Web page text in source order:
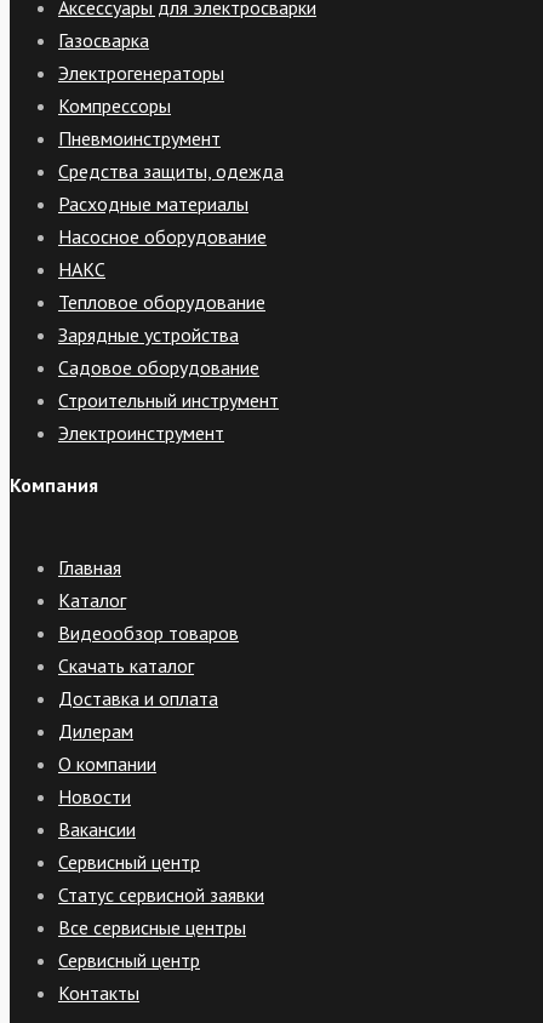
Аксессуары для электросварки
Газосварка
Электрогенераторы
Компрессоры
Пневмоинструмент
Средства защиты, одежда
Расходные материалы
Насосное оборудование
НАКС
Тепловое оборудование
Зарядные устройства
Садовое оборудование
Строительный инструмент
Электроинструмент
Компания
Главная
Каталог
Видеообзор товаров
Скачать каталог
Доставка и оплата
Дилерам
О компании
Новости
Вакансии
Сервисный центр
Статус сервисной заявки
Все сервисные центры
Сервисный центр
Контакты